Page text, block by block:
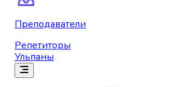
Преподаватели
Репетиторы
Ульпаны